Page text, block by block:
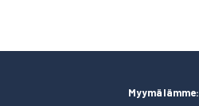
Myymälämme: